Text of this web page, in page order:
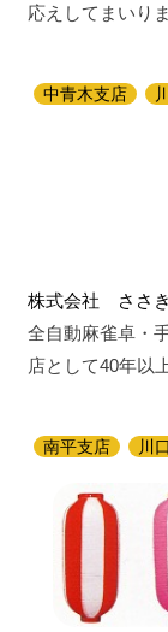
応えしてまいり
中青木支店
株式会社 ささ
全自動麻雀卓・
店として40年以
南平支店 川